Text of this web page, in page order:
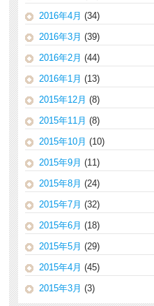
2016年4月 (34)
2016年3月 (39)
2016年2月 (44)
2016年1月 (13)
2015年12月 (8)
2015年11月 (8)
2015年10月 (10)
2015年9月 (11)
2015年8月 (24)
2015年7月 (32)
2015年6月 (18)
2015年5月 (29)
2015年4月 (45)
2015年3月 (3)